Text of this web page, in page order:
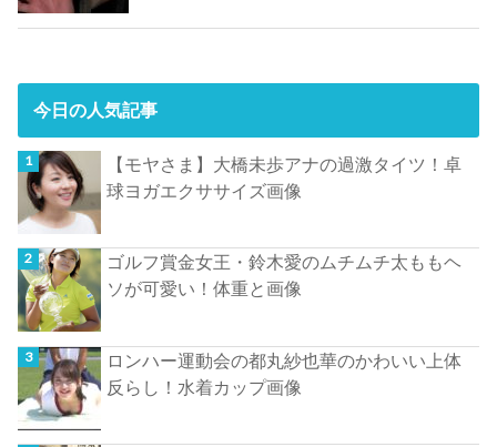
今日の人気記事
【モヤさま】大橋未歩アナの過激タイツ！卓
球ヨガエクササイズ画像
ゴルフ賞金女王・鈴木愛のムチムチ太ももヘ
ソが可愛い！体重と画像
ロンハー運動会の都丸紗也華のかわいい上体
反らし！水着カップ画像